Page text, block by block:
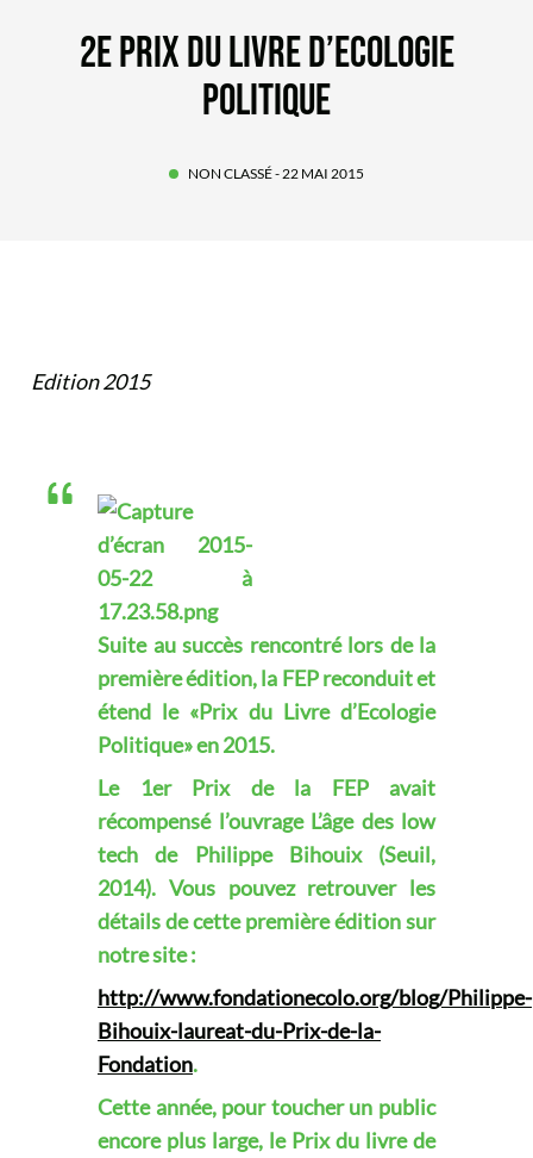
2E PRIX DU LIVRE D’ECOLOGIE
POLITIQUE
NON CLASSÉ- 22 MAI 2015
Edition 2015
Suite au succès rencontré lors de la
première édition, la FEP reconduit et
étend le «Prix du Livre d’Ecologie
Politique» en 2015.
Le 1er Prix de la FEP avait
récompensé l’ouvrage L’âge des low
tech de Philippe Bihouix (Seuil,
2014). Vous pouvez retrouver les
détails de cette première édition sur
notre site :
http://www.fondationecolo.org/blog/Philippe-
Bihouix-laureat-du-Prix-de-la-
Fondation.
Cette année, pour toucher un public
encore plus large, le Prix du livre de